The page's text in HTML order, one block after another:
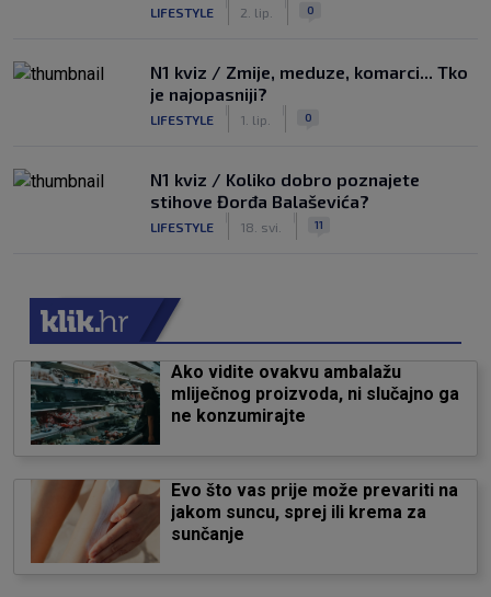
LIFESTYLE 2. lip. 0
N1 kviz / Zmije, meduze, komarci... Tko
je najopasniji?
LIFESTYLE 1. lip. 0
N1 kviz / Koliko dobro poznajete
stihove Đorđa Balaševića?
LIFESTYLE 18. svi. 11
Ako vidite ovakvu ambalažu
mliječnog proizvoda, ni slučajno ga
ne konzumirajte
Evo što vas prije može prevariti na
jakom suncu, sprej ili krema za
sunčanje